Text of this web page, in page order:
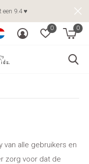
0 0
9.4 ♥
alle gebruikers en
zorg voor dat de